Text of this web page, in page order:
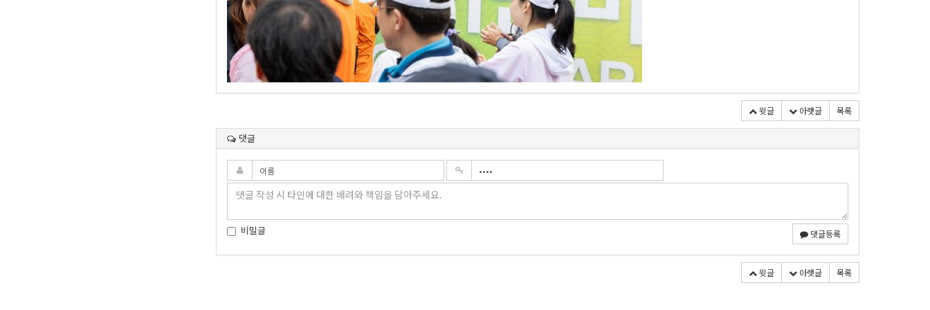
윗글 아랫글 목록
댓글
비밀글 댓글등록
윗글 아랫글 목록